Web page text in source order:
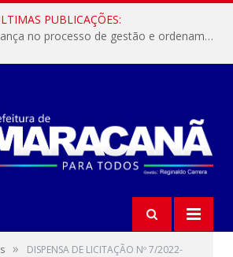
PUBLICAÇÕES:
Resex Maracanã avança no processo de gestão e ordenamento do turismo em nossas áreas protegidas.
»
DISPENSA DE LICITAÇÃO Nº 7/2022-